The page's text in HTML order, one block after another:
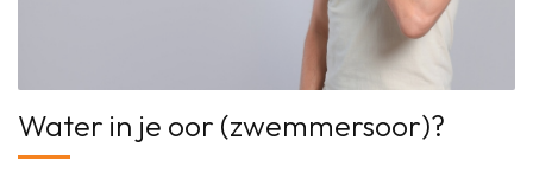
Water in je oor (zwemmersoor)?